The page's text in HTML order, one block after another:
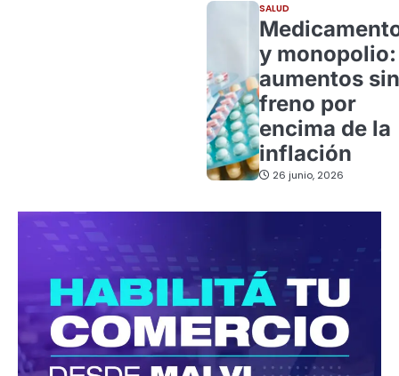
SALUD
y monopolio:
aumentos sin
freno por
encima de la
inflación
26 junio, 2026